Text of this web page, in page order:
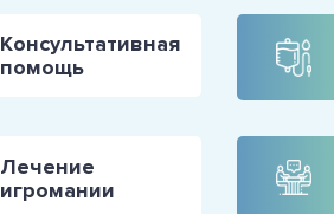
Консультативная
помощь
Лечение
игромании